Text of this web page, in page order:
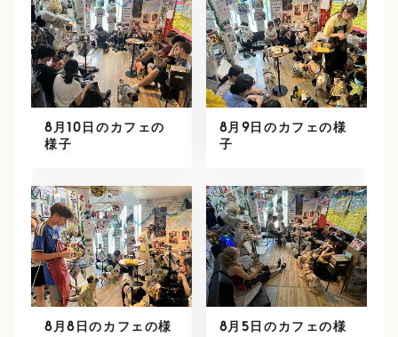
8月10日のカフェの
様子
8月9日のカフェの様
子
8月8日のカフェの様
8月5日のカフェの様